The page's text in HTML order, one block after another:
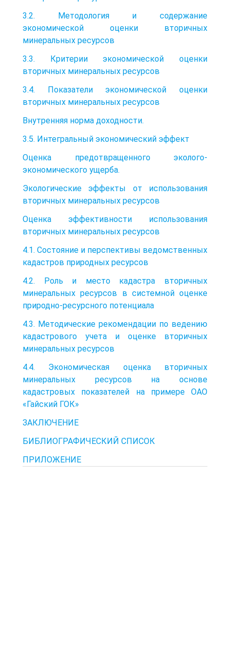
3.2. Методология и содержание
экономической оценки вторичных
минеральных ресурсов
3.3. Критерии экономической оценки
вторичных минеральных ресурсов
3.4. Показатели экономической оценки
вторичных минеральных ресурсов
Внутренняя норма доходности.
3.5. Интегральный экономический эффект
Оценка предотвращенного эколого-
экономического ущерба.
Экологические эффекты от использования
вторичных минеральных ресурсов
Оценка эффективности использования
вторичных минеральных ресурсов
4.1. Состояние и перспективы ведомственных
кадастров природных ресурсов
4.2. Роль и место кадастра вторичных
минеральных ресурсов в системной оценке
природно-ресурсного потенциала
4.3. Методические рекомендации по ведению
кадастрового учета и оценке вторичных
минеральных ресурсов
4.4. Экономическая оценка вторичных
минеральных ресурсов на основе
кадастровых показателей на примере ОАО
«Гайский ГОК»
ЗАКЛЮЧЕНИЕ
БИБЛИОГРАФИЧЕСКИЙ СПИСОК
ПРИЛОЖЕНИЕ